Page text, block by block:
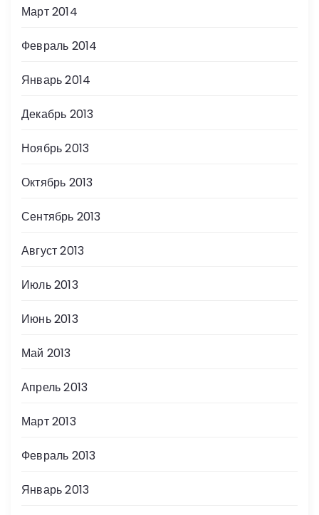
Март 2014
Февраль 2014
Январь 2014
Декабрь 2013
Ноябрь 2013
Октябрь 2013
Сентябрь 2013
Август 2013
Июль 2013
Июнь 2013
Май 2013
Апрель 2013
Март 2013
Февраль 2013
Январь 2013